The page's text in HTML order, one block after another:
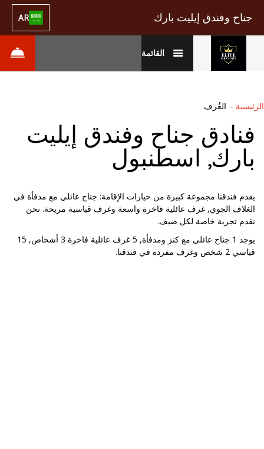
جناح وفندق إيليت بارك AR
القائمة
الرئيسية – الغُرف
فنادق جناح وفندق إيليت
بارك, اسطنبول
يقدم فندقنا مجموعة كبيرة من خيارات الإقامة: جناح عائلي مع مدفأة في
الغلاف الجوي, غرف عائلية فاخرة واسعة وغرف قياسية مريحة. نحن
نقدم تجربة خاصة لكل ضيف.
يوجد 1 جناح عائلي مع كنز ومدفأة, 5 غرف عائلية فاخرة 3 أشخاص, 15
قياسي 2 شخص وغرف مفردة في فندقنا.